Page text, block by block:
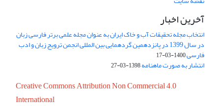
آخرین اخبار
انتخاب مجله تحقیقات آب و خاک ایران به عنوان مجله علمی برتر فارسی زبان
در سال 1399 در پانزدهمین گردهمایی بین المللی انجمن ترویج زبان و ادب
فارسی1400-03-17
انتشار به صورت ماهنامه1398-03-27
Creative Commons Attribution Non Commercial 4.0
International